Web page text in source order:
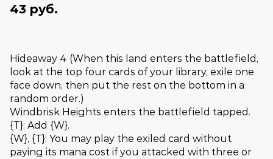
43 руб.
Hideaway 4 (When this land enters the battlefield,
look at the top four cards of your library, exile one
face down, then put the rest on the bottom in a
random order.)
Windbrisk Heights enters the battlefield tapped.
{T}: Add {W}.
{W}, {T}: You may play the exiled card without
paying its mana cost if you attacked with three or